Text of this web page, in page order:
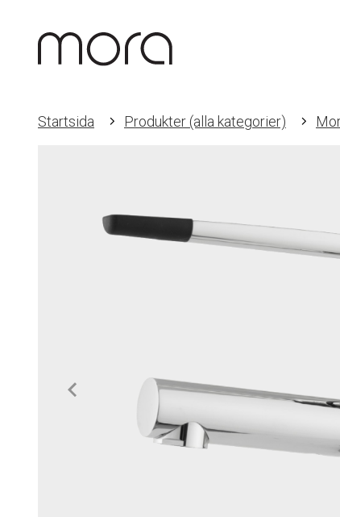
Startsida Produkter (alla kategorier)